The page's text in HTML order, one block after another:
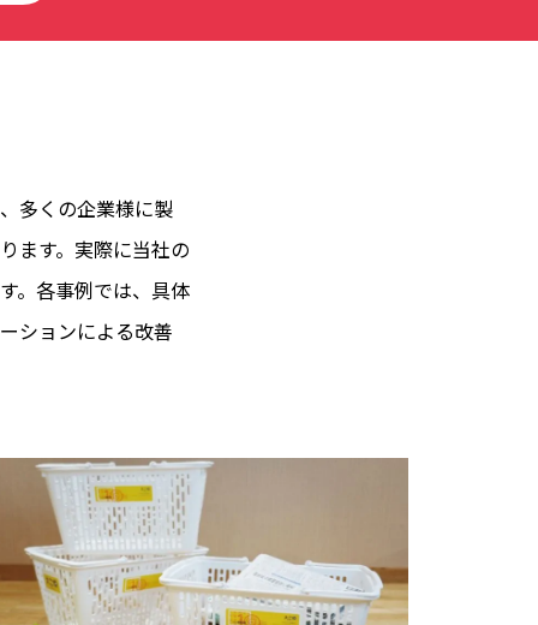
多くの企業様に製
ます。実際に当社の
。各事例では、具体
ションによる改善